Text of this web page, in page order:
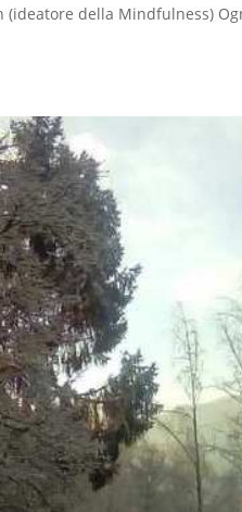
(ideatore della Mindfulness)